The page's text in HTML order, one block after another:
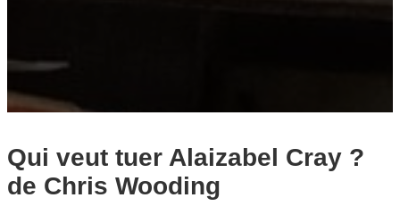
Qui veut tuer Alaizabel Cray ?
de Chris Wooding